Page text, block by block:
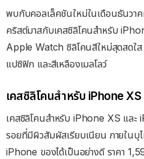
พบกับคอลเล็คชันใหม่ในเดือนธันวา
คริสต์มาสกับเคสซิลิโคนสำหรับ
Apple Watch ซิลิโคนสีใหม่สุดสดใ
แปซิฟิก และสีเหลืองเมลโลว์
เคสซิลิโคนสำหรับ iPhone
เคสซิลิโคนสำหรับ iPhone XS แล
รอยที่มีผิวสัมผัสเรียบเนียน ภายในบุ
iPhone ของได้เป็นอย่างดี ราคา